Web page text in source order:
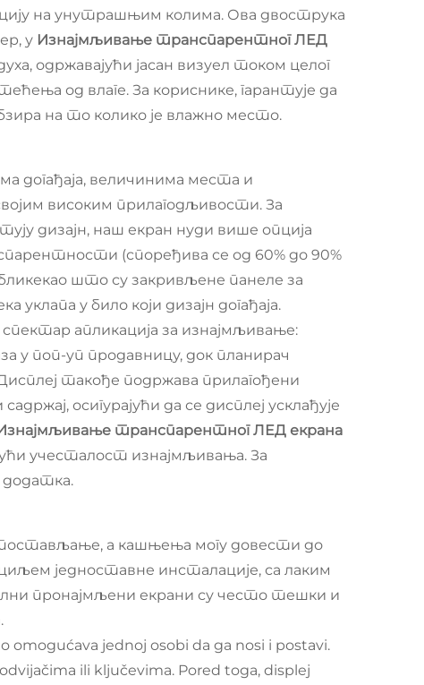
на унутрашњим колима. Ова двострука
у Изнајмљивање транспарентног ЛЕД
одржавајући јасан визуел током целог
од влаге. За кориснике, гарантује да
на то колико је влажно место.
догађаја, величинима места и
високим прилагодљивости. За
дизајн, наш екран нуди више опција
(споређива се од 60% до 90%
што су закривљене панеле за
у било који дизајн догађаја.
апликација за изнајмљивање:
у поп-уп продавницу, док планирач
такође подржава прилагођени
осигурајући да се дисплеј усклађује
транспарентног ЛЕД екрана
учесталост изнајмљивања. За
додатка.
а кашњења могу довести до
циљем једноставне инсталације, са лаким
пронајмљени екрани су често тешки и
omogućava jednoj osobi da ga nosi i postavi.
ili ključevima. Pored toga, displej